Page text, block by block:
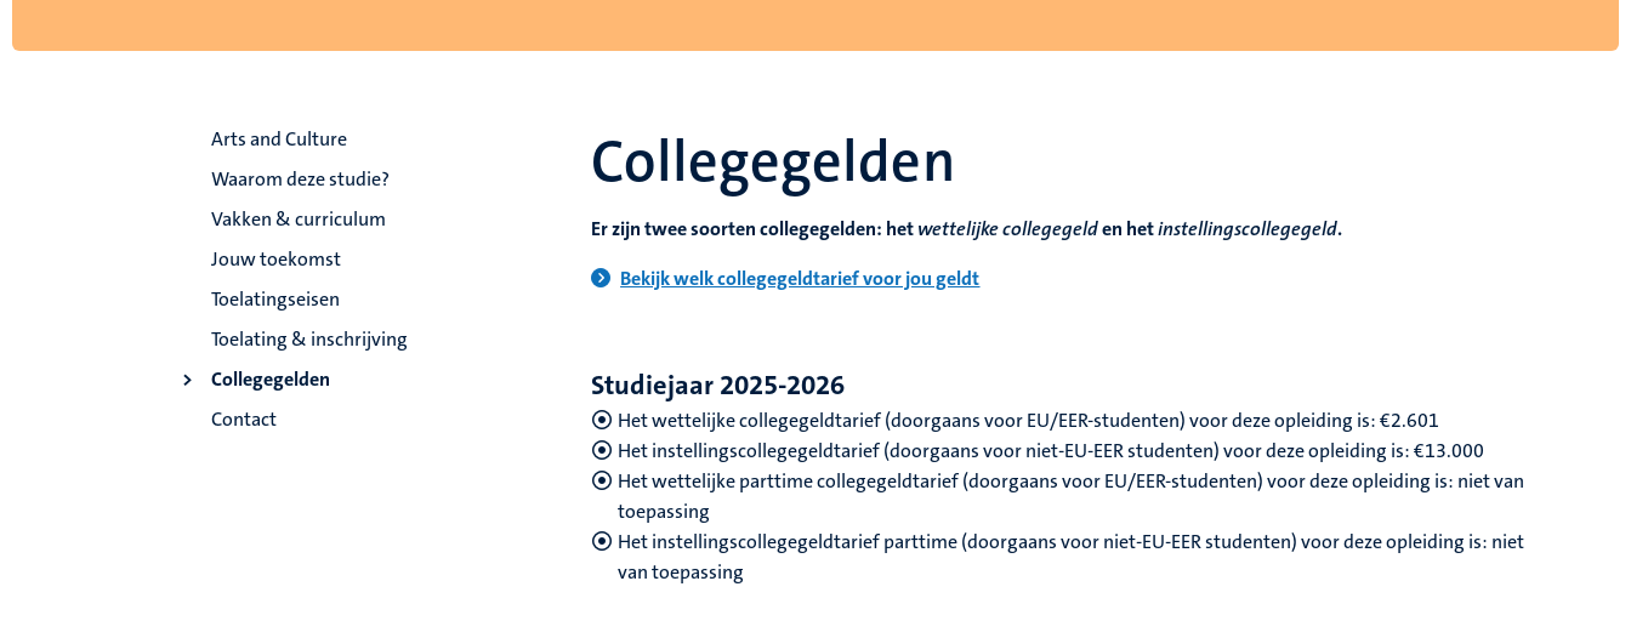
Arts and Culture
Waarom deze studie?
Vakken & curriculum
Jouw toekomst
Toelatingseisen
Toelating & inschrijving
Collegegelden
Contact
Collegegelden
Er zijn twee soorten collegegelden: hetwettelijke collegegelden hetinstellingscollegegeld.
Bekijk welk collegegeldtarief voor jou geldt
Studiejaar 2025-2026
Het wettelijke collegegeldtarief (doorgaans voor EU/EER-studenten) voor deze opleiding is: €2.601
Het instellingscollegegeldtarief (doorgaans voor niet-EU-EER studenten) voor deze opleiding is: €13.000
Het wettelijke parttime collegegeldtarief (doorgaans voor EU/EER-studenten) voor deze opleiding is: niet van
toepassing
Het instellingscollegegeldtarief parttime (doorgaans voor niet-EU-EER studenten) voor deze opleiding is: niet
van toepassing